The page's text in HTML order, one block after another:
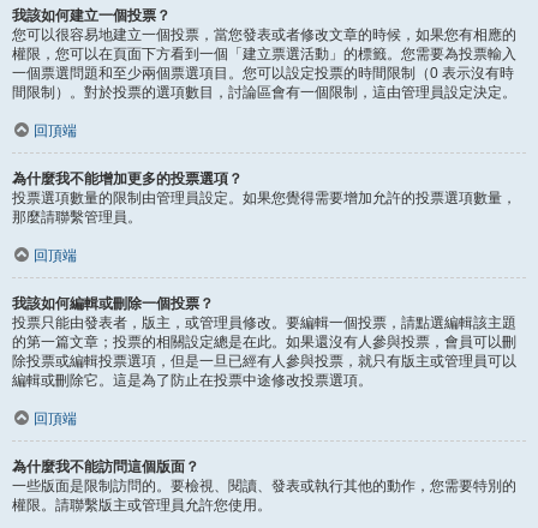
我該如何建立一個投票？
您可以很容易地建立一個投票，當您發表或者修改文章的時候，如果您有相應的
權限，您可以在頁面下方看到一個「建立票選活動」的標籤。您需要為投票輸入
一個票選問題和至少兩個票選項目。您可以設定投票的時間限制（0 表示沒有時
間限制）。對於投票的選項數目，討論區會有一個限制，這由管理員設定決定。
回頂端
為什麼我不能增加更多的投票選項？
投票選項數量的限制由管理員設定。如果您覺得需要增加允許的投票選項數量，
那麼請聯繫管理員。
回頂端
我該如何編輯或刪除一個投票？
投票只能由發表者，版主，或管理員修改。要編輯一個投票，請點選編輯該主題
的第一篇文章；投票的相關設定總是在此。如果還沒有人參與投票，會員可以刪
除投票或編輯投票選項，但是一旦已經有人參與投票，就只有版主或管理員可以
編輯或刪除它。這是為了防止在投票中途修改投票選項。
回頂端
為什麼我不能訪問這個版面？
一些版面是限制訪問的。要檢視、閱讀、發表或執行其他的動作，您需要特別的
權限。請聯繫版主或管理員允許您使用。